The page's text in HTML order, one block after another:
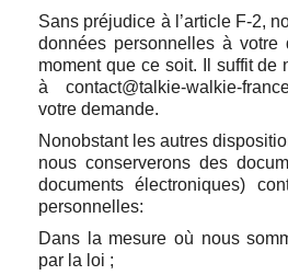
Sans préjudice à l’article F-2,
données personnelles à votre
moment que ce soit. Il suffit de
à contact@talkie-walkie-
votre demande.
Nonobstant les autres
nous conserverons des
documents électroniques)
personnelles:
Dans la mesure où nous
par la loi ;